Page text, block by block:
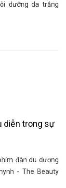
dưỡng da trắng
diễn trong sự
đàn du dương
- The Beauty